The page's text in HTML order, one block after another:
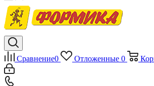
Сравнение0 Отложенные 0